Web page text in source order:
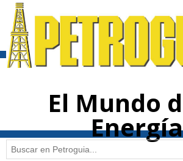
contenido
El Mundo
Energía
Buscar